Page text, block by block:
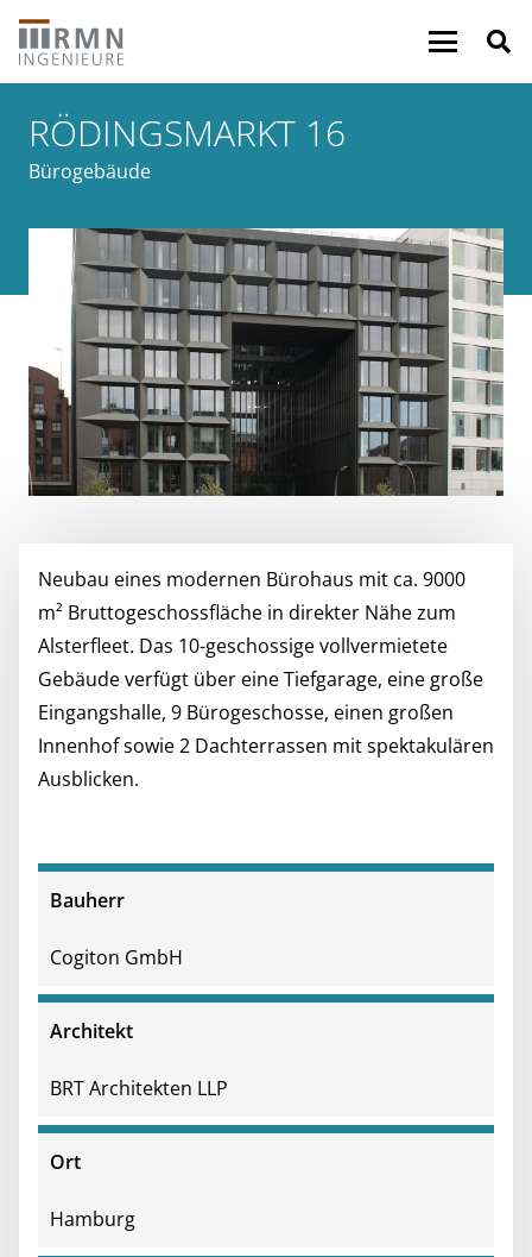
RÖDINGSMARKT 16
Bürogebäude
Neubau eines modernen Bürohaus mit ca. 9000
m² Bruttogeschossfläche in direkter Nähe zum
Alsterfleet. Das 10-geschossige vollvermietete
Gebäude verfügt über eine Tiefgarage, eine große
Eingangshalle, 9 Bürogeschosse, einen großen
Innenhof sowie 2 Dachterrassen mit spektakulären
Ausblicken.
Bauherr
Cogiton GmbH
Architekt
BRT Architekten LLP
Ort
Hamburg